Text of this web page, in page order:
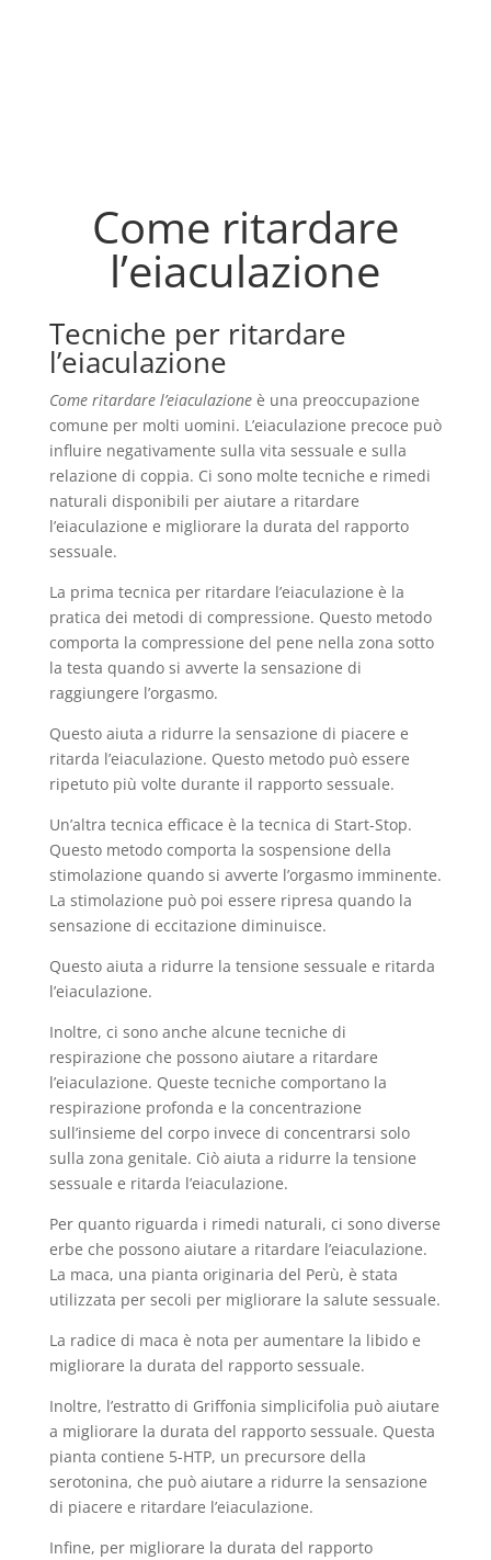
Come ritardare
l’eiaculazione
Tecniche per ritardare
l’eiaculazione
Come ritardare l’eiaculazioneè una preoccupazione
comune per molti uomini. L’eiaculazione precoce può
influire negativamente sulla vita sessuale e sulla
relazione di coppia. Ci sono molte tecniche e rimedi
naturali disponibili per aiutare a ritardare
l’eiaculazione e migliorare la durata del rapporto
sessuale.
La prima tecnica per ritardare l’eiaculazione è la
pratica dei metodi di compressione. Questo metodo
comporta la compressione del pene nella zona sotto
la testa quando si avverte la sensazione di
raggiungere l’orgasmo.
Questo aiuta a ridurre la sensazione di piacere e
ritarda l’eiaculazione. Questo metodo può essere
ripetuto più volte durante il rapporto sessuale.
Un’altra tecnica efficace è la tecnica di Start-Stop.
Questo metodo comporta la sospensione della
stimolazione quando si avverte l’orgasmo imminente.
La stimolazione può poi essere ripresa quando la
sensazione di eccitazione diminuisce.
Questo aiuta a ridurre la tensione sessuale e ritarda
l’eiaculazione.
Inoltre, ci sono anche alcune tecniche di
respirazione che possono aiutare a ritardare
l’eiaculazione. Queste tecniche comportano la
respirazione profonda e la concentrazione
sull’insieme del corpo invece di concentrarsi solo
sulla zona genitale. Ciò aiuta a ridurre la tensione
sessuale e ritarda l’eiaculazione.
Per quanto riguarda i rimedi naturali, ci sono diverse
erbe che possono aiutare a ritardare l’eiaculazione.
La maca, una pianta originaria del Perù, è stata
utilizzata per secoli per migliorare la salute sessuale.
La radice di maca è nota per aumentare la libido e
migliorare la durata del rapporto sessuale.
Inoltre, l’estratto di Griffonia simplicifolia può aiutare
a migliorare la durata del rapporto sessuale. Questa
pianta contiene 5-HTP, un precursore della
serotonina, che può aiutare a ridurre la sensazione
di piacere e ritardare l’eiaculazione.
Infine, per migliorare la durata del rapporto